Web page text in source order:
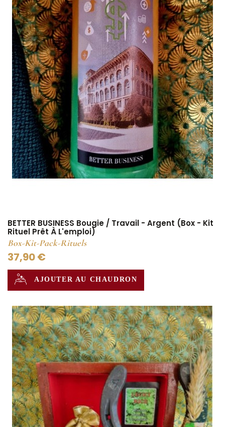
BETTER BUSINESS Bougie / Travail - Argent (Box - Kit
Rituel Prêt À L'emploi)
Box-Kit-Pack-Rituels
37,90 €
AJOUTER AU CHAUDRON